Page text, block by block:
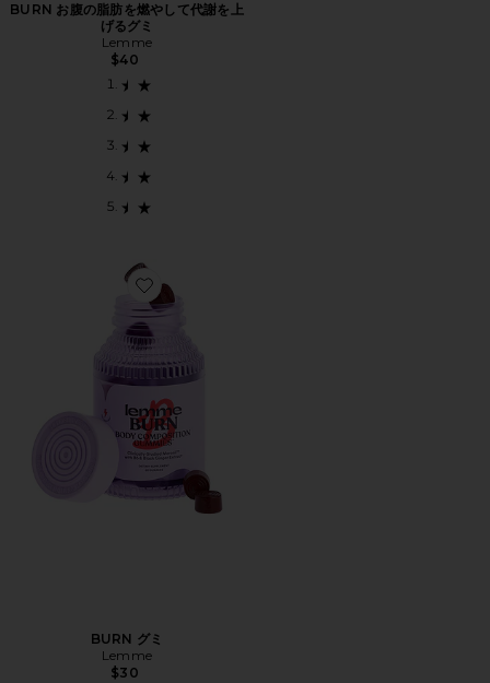
BURN お腹の脂肪を燃やして代謝を上
げるグミ
Lemme
$40
Favorite BURN グミ
BURN グミ
Lemme
$30